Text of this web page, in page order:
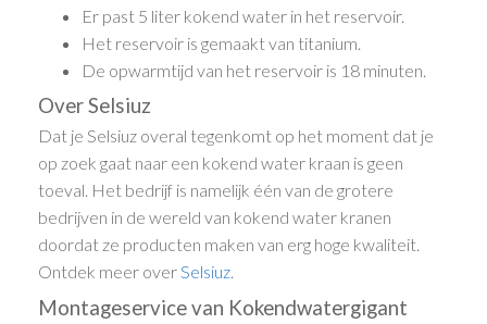
Er past 5 liter kokend water in het reservoir.
Het reservoir is gemaakt van titanium.
De opwarmtijd van het reservoir is 18 minuten.
Over Selsiuz
Dat je Selsiuz overal tegenkomt op het moment dat je
op zoek gaat naar een kokend water kraan is geen
toeval. Het bedrijf is namelijk één van de grotere
bedrijven in de wereld van kokend water kranen
doordat ze producten maken van erg hoge kwaliteit.
Ontdek meer overSelsiuz.
Montageservice van Kokendwatergigant